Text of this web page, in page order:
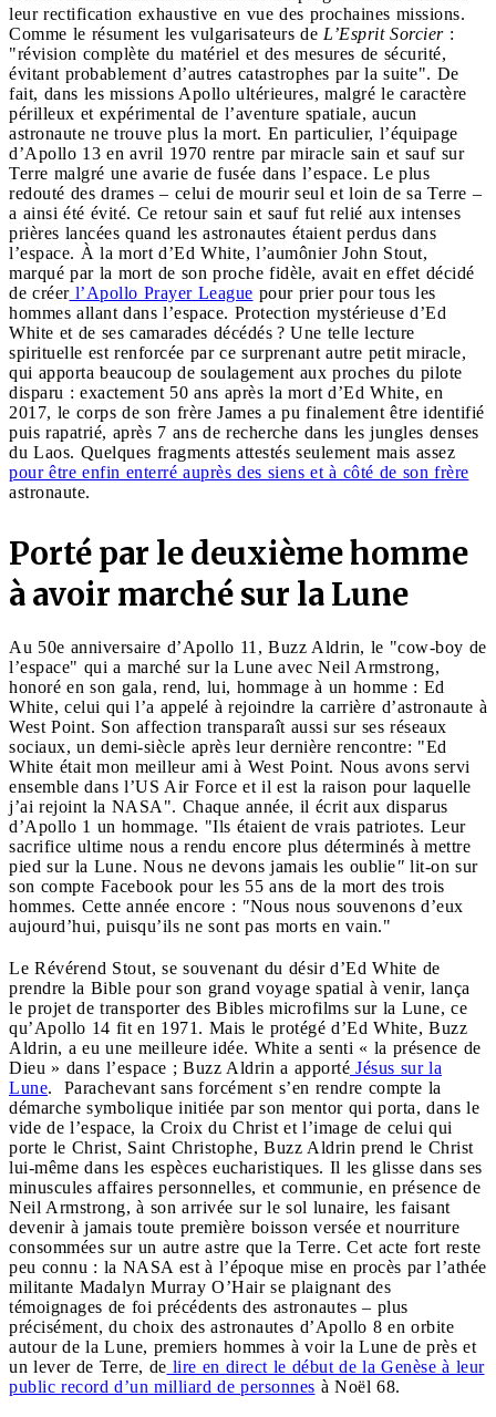
leur rectification exhaustive en vue des prochaines missions.
Comme le résument les vulgarisateurs de L’Esprit Sorcier:
"révision complète du matériel et des mesures de sécurité,
évitant probablement d’autres catastrophes par la suite". De
fait, dans les missions Apollo ultérieures, malgré le caractère
périlleux et expérimental de l’aventure spatiale, aucun
astronaute ne trouve plus la mort. En particulier, l’équipage
d’Apollo 13 en avril 1970 rentre par miracle sain et sauf sur
Terre malgré une avarie de fusée dans l’espace. Le plus
redouté des drames – celui de mourir seul et loin de sa Terre –
a ainsi été évité. Ce retour sain et sauf fut relié aux intenses
prières lancées quand les astronautes étaient perdus dans
l’espace. À la mort d’Ed White, l’aumônier John Stout,
marqué par la mort de son proche fidèle, avait en effet décidé
de créerl’Apollo Prayer League pour prier pour tous les
hommes allant dans l’espace. Protection mystérieuse d’Ed
White et de ses camarades décédés ? Une telle lecture
spirituelle est renforcée par ce surprenant autre petit miracle,
qui apporta beaucoup de soulagement aux proches du pilote
disparu : exactement 50 ans après la mort d’Ed White, en
2017, le corps de son frère James a pu finalement être identifié
puis rapatrié, après 7 ans de recherche dans les jungles denses
du Laos. Quelques fragments attestés seulement mais assez
pour être enfin enterré auprès des siens et à côté de son frère
astronaute.
Porté par le deuxième homme
à avoir marché sur la Lune
Au 50e anniversaire d’Apollo 11, Buzz Aldrin, le "cow-boy de
l’espace" qui a marché sur la Lune avec Neil Armstrong,
honoré en son gala, rend, lui, hommage à un homme : Ed
White, celui qui l’a appelé à rejoindre la carrière d’astronaute à
West Point. Son affection transparaît aussi sur ses réseaux
sociaux, un demi-siècle après leur dernière rencontre: "Ed
White était mon meilleur ami à West Point. Nous avons servi
ensemble dans l’US Air Force et il est la raison pour laquelle
j’ai rejoint la NASA". Chaque année, il écrit aux disparus
d’Apollo 1 un hommage. "Ils étaient de vrais patriotes. Leur
sacrifice ultime nous a rendu encore plus déterminés à mettre
pied sur la Lune. Nous ne devons jamais les oublie" lit-on sur
son compte Facebook pour les 55 ans de la mort des trois
hommes. Cette année encore : "Nous nous souvenons d’eux
aujourd’hui, puisqu’ils ne sont pas morts en vain."
Le Révérend Stout, se souvenant du désir d’Ed White de
prendre la Bible pour son grand voyage spatial à venir, lança
le projet de transporter des Bibles microfilms sur la Lune, ce
qu’Apollo 14 fit en 1971. Mais le protégé d’Ed White, Buzz
Aldrin, a eu une meilleure idée. White a senti « la présence de
Dieu » dans l’espace ; Buzz Aldrin a apporté Jésus sur la
Lune. Parachevant sans forcément s’en rendre compte la
démarche symbolique initiée par son mentor qui porta, dans le
vide de l’espace, la Croix du Christ et l’image de celui qui
porte le Christ, Saint Christophe, Buzz Aldrin prend le Christ
lui-même dans les espèces eucharistiques. Il les glisse dans ses
minuscules affaires personnelles, et communie, en présence de
Neil Armstrong, à son arrivée sur le sol lunaire, les faisant
devenir à jamais toute première boisson versée et nourriture
consommées sur un autre astre que la Terre. Cet acte fort reste
peu connu : la NASA est à l’époque mise en procès par l’athée
militante Madalyn Murray O’Hair se plaignant des
témoignages de foi précédents des astronautes – plus
précisément, du choix des astronautes d’Apollo 8 en orbite
autour de la Lune, premiers hommes à voir la Lune de près et
un lever de Terre, de lire en direct le début de la Genèse à leur
public record d’un milliard de personnes à Noël 68.